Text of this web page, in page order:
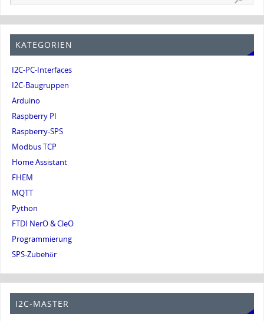
KATEGORIEN
I2C-PC-Interfaces
I2C-Baugruppen
Arduino
Raspberry PI
Raspberry-SPS
Modbus TCP
Home Assistant
FHEM
MQTT
Python
FTDI NerO & CleO
Programmierung
SPS-Zubehör
I2C-MASTER